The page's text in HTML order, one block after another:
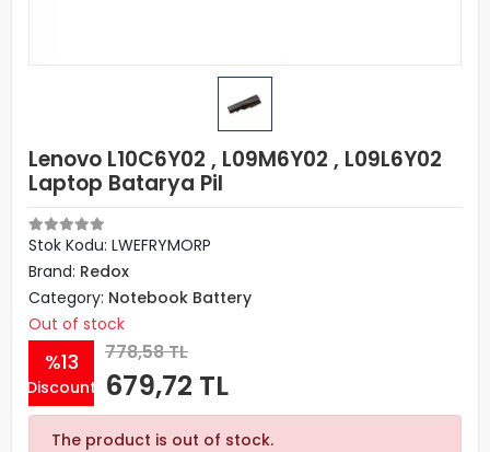
Lenovo L10C6Y02 , L09M6Y02 , L09L6Y02
Laptop Batarya Pil
Stok Kodu: LWEFRYMORP
Brand: Redox
Category: Notebook Battery
Out of stock
%13
Discount
778,58 TL
679,72 TL
The product is out of stock.